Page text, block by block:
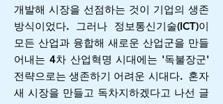
개발해 시장을 선점하는 것이 기업의 생존
방식이었다. 그러나 정보통신기술(ICT)이
모든 산업과 융합해 새로운 산업군을 만들
어내는 4차 산업혁명 시대에는 '독불장군'
전략으로는 생존하기 어려운 시대다. 혼자
새 시장을 만들고 독차지하겠다고 나선 글